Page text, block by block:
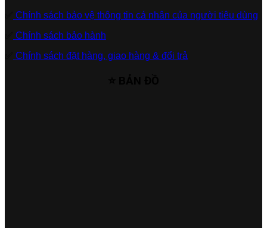
Chính sách bảo vệ thông tin cá nhân của người tiêu dùng
Chính sách bảo hành
Chính sách đặt hàng, giao hàng & đổi trả